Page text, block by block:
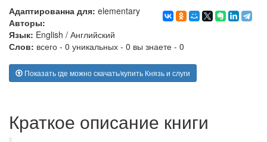
Адаптированна для: elementary
Авторы:
Язык: English / Английский
Слов: всего - 0 уникальных - 0 вы знаете - 0
Показать где можно скачать/купить Князь и слуги
Краткое описание книги